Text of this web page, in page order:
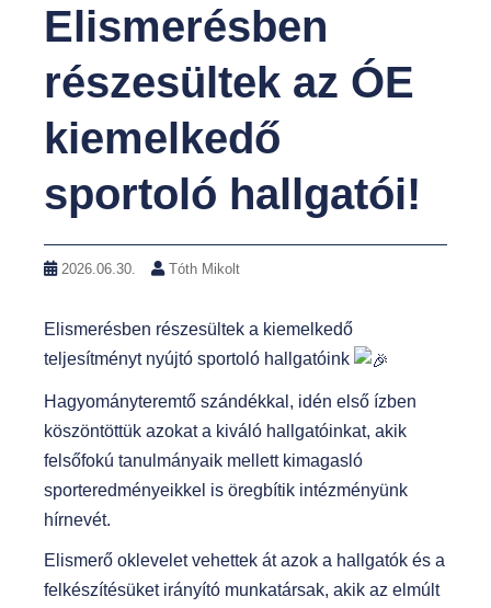
Elismerésben
részesültek az ÓE
kiemelkedő
sportoló hallgatói!
2026.06.30. Tóth Mikolt
Elismerésben részesültek a kiemelkedő
teljesítményt nyújtó sportoló hallgatóink
Hagyományteremtő szándékkal, idén első ízben
köszöntöttük azokat a kiváló hallgatóinkat, akik
felsőfokú tanulmányaik mellett kimagasló
sporteredményeikkel is öregbítik intézményünk
hírnevét.
Elismerő oklevelet vehettek át azok a hallgatók és a
felkészítésüket irányító munkatársak, akik az elmúlt